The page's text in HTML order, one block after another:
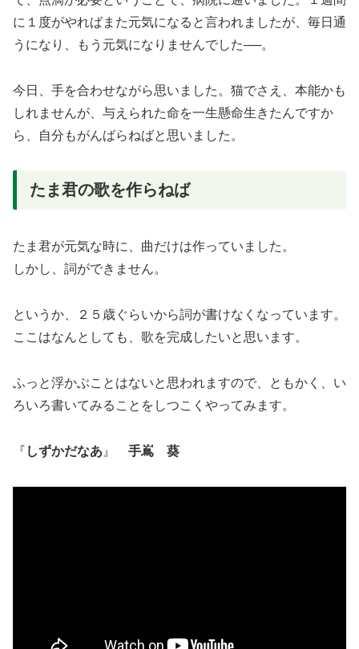
に１度がやればまた元気になると言われましたが、毎日通
うになり、もう元気になりませんでした──。
今日、手を合わせながら思いました。猫でさえ、本能かも
しれませんが、与えられた命を一生懸命生きたんですか
ら、自分もがんばらねばと思いました。
たま君の歌を作らねば
たま君が元気な時に、曲だけは作っていました。
しかし、詞ができません。
というか、２５歳ぐらいから詞が書けなくなっています。
ここはなんとしても、歌を完成したいと思います。
ふっと浮かぶことはないと思われますので、ともかく、い
ろいろ書いてみることをしつこくやってみます。
『 しずかだなあ 』 手嶌 葵